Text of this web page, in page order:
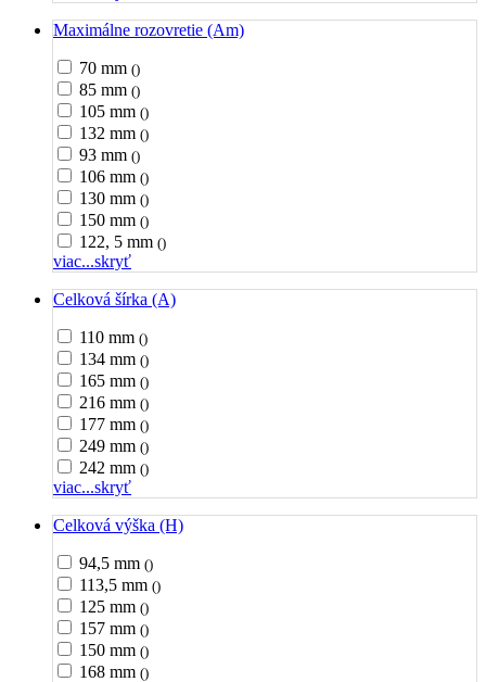
Maximálne rozovretie (Am)
70 mm ()
85 mm ()
105 mm ()
132 mm ()
93 mm ()
106 mm ()
130 mm ()
150 mm ()
122, 5 mm ()
viac...skryť
Celková šírka (A)
110 mm ()
134 mm ()
165 mm ()
216 mm ()
177 mm ()
249 mm ()
242 mm ()
viac...skryť
Celková výška (H)
94,5 mm ()
113,5 mm ()
125 mm ()
157 mm ()
150 mm ()
168 mm ()